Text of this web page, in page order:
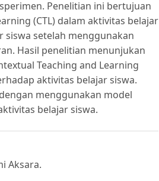
Penelitian ini bertujuan
(CTL) dalam aktivitas belajar
setelah menggunakan
Hasil penelitian menunjukan
Teaching and Learning
aktivitas belajar siswa.
menggunakan model
belajar siswa.
Aksara.